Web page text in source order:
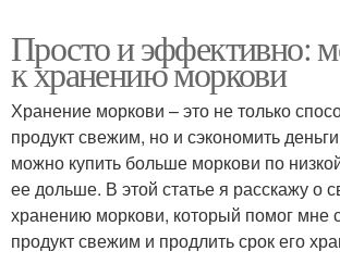
Просто и эффективно:
к хранению моркови
Хранение моркови – это не только
продукт свежим, но и сэкономить
можно купить больше моркови по
ее дольше. В этой статье я расскажу о
хранению моркови, который помог мне
продукт свежим и продлить срок его